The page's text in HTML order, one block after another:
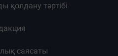
қолдану тәртібі
саясаты